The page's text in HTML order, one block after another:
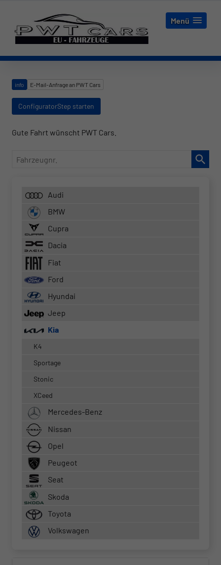
Menü
info E-Mail-Anfrage an PWT Cars
ConfiguratorStep starten
Gute Fahrt wünscht PWT Cars.
Fahrzeugnr.
Audi
BMW
Cupra
Dacia
Fiat
Ford
Hyundai
Jeep
Kia
K4
Sportage
Stonic
XCeed
Mercedes-Benz
Nissan
Opel
Peugeot
Seat
Skoda
Toyota
Volkswagen